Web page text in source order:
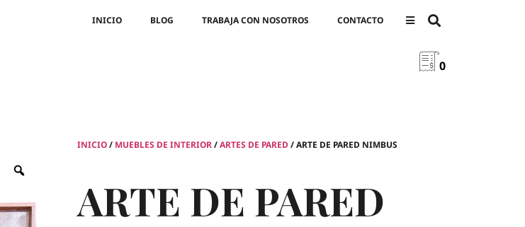
INICIO BLOG TRABAJA CON NOSOTROS CONTACTO
0
INICIO/ MUEBLES DE INTERIOR/ARTES DE PARED / ARTE DE PARED NIMBUS
ARTE DE PARED